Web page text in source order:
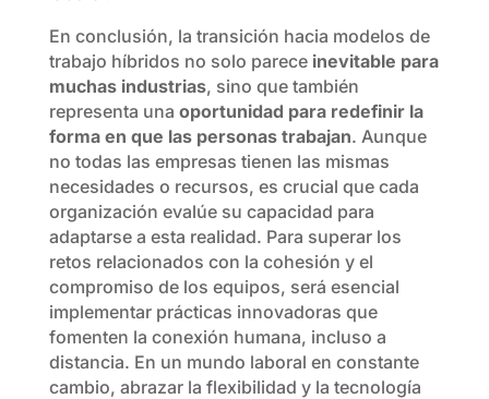
En conclusión, la transición hacia modelos de
trabajo híbridos no solo parece inevitable para
muchas industrias, sino que también
representa una oportunidad para redefinir la
forma en que las personas trabajan. Aunque
no todas las empresas tienen las mismas
necesidades o recursos, es crucial que cada
organización evalúe su capacidad para
adaptarse a esta realidad. Para superar los
retos relacionados con la cohesión y el
compromiso de los equipos, será esencial
implementar prácticas innovadoras que
fomenten la conexión humana, incluso a
distancia. En un mundo laboral en constante
cambio, abrazar la flexibilidad y la tecnología